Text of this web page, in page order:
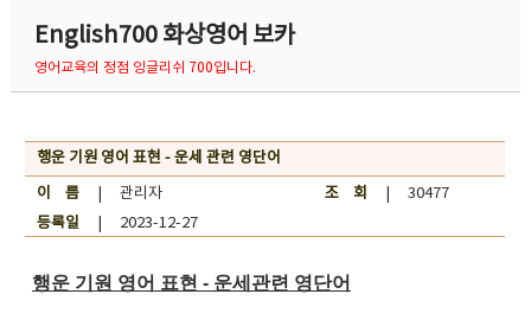
English700 화상영어 보카
영어교육의 정점 잉글리쉬 700입니다.
행운 기원 영어 표현 - 운세 관련 영단어
이 름| 관리자 조 회
| 30477
등록일| 2023-12-27
행운 기원 영어 표현 - 운세관련 영단어